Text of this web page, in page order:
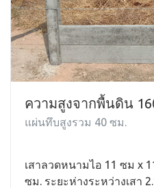
ความสูงจากพื้นดิน
แผ่นทึบสูงรวม 40 ซม.
เสาลวดหนามไอ 11 ซม x
ซม. ระยะห่างระหว่างเสา